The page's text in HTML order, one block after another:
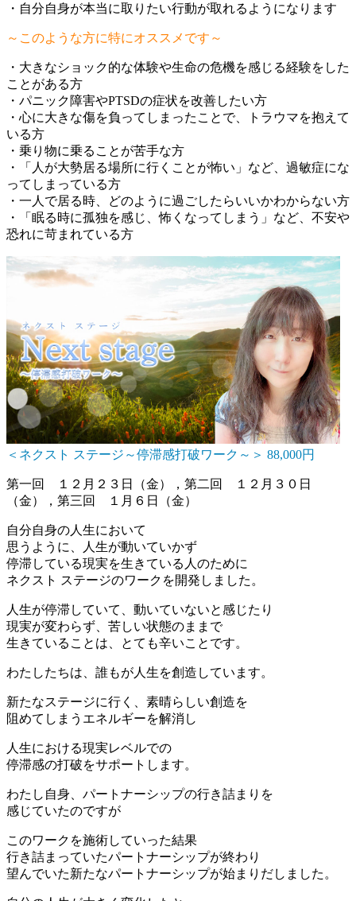
・自分自身が本当に取りたい行動が取れるようになります
～このような方に特にオススメです～
・大きなショック的な体験や生命の危機を感じる経験をした
ことがある方
・パニック障害やPTSDの症状を改善したい方
・心に大きな傷を負ってしまったことで、トラウマを抱えて
いる方
・乗り物に乗ることが苦手な方
・「人が大勢居る場所に行くことが怖い」など、過敏症にな
ってしまっている方
・一人で居る時、どのように過ごしたらいいかわからない方
・「眠る時に孤独を感じ、怖くなってしまう」など、不安や
恐れに苛まれている方
＜ネクスト ステージ～停滞感打破ワーク～＞ 88,000円
第一回 １２月２３日（金），第二回 １２月３０日
（金），第三回 １月６日（金）
自分自身の人生において
思うように、人生が動いていかず
停滞している現実を生きている人のために
ネクスト ステージのワークを開発しました。
人生が停滞していて、動いていないと感じたり
現実が変わらず、苦しい状態のままで
生きていることは、とても辛いことです。
わたしたちは、誰もが人生を創造しています。
新たなステージに行く、素晴らしい創造を
阻めてしまうエネルギーを解消し
人生における現実レベルでの
停滞感の打破をサポートします。
わたし自身、パートナーシップの行き詰まりを
感じていたのですが
このワークを施術していった結果
行き詰まっていたパートナーシップが終わり
望んでいた新たなパートナーシップが始まりだしました。